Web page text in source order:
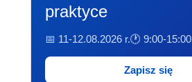
praktyce
📅 11-12.08.2026 r.🕐 9:00-15:00
Zapisz się